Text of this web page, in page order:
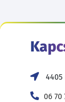
4405
06 70